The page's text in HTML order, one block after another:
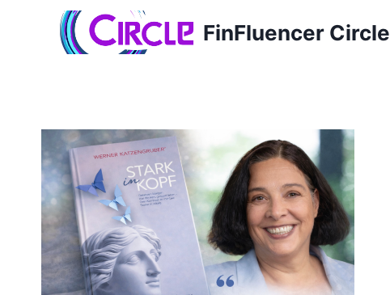
FinFluencer Circle